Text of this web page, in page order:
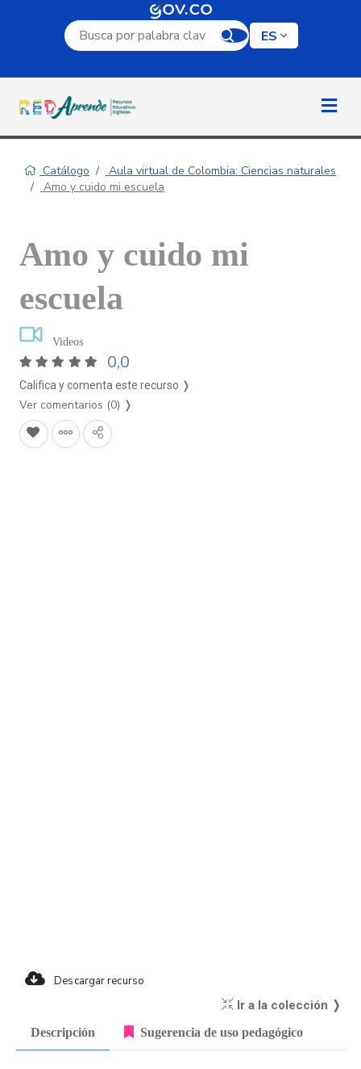
Campo de búsqueda por palabra clave
ES
Catálogo
Aula virtual de Colombia: Ciencias naturales
Amo y cuido mi escuela
Amo y cuido mi
escuela
Videos
0,0
Califica y comenta este recurso ❭
Ver comentarios (0) ❭
Descargar recurso
Ir a la colección ❭
Descripción Sugerencia de uso pedagógico